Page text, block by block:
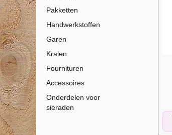
Pakketten
Handwerkstoffen
Garen
Kralen
Fournituren
Accessoires
Onderdelen voor
sieraden